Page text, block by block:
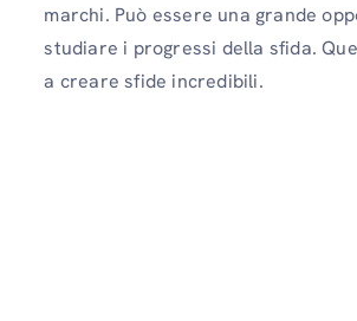
marchi. Può essere una grande
studiare i progressi della sfida.
a creare sfide incredibili.